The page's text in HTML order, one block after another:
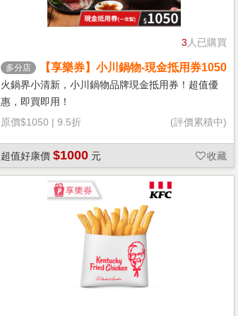
3 人已購買
多分店
【享樂券】小川鍋物-現金抵用券1050
元(一次型)
火鍋界小清新，小川鍋物品牌現金抵用券！超值優
惠，即買即用！
原價$1050 | 9.5折 (評價累積中)
超值好康價 $1000 元 收藏